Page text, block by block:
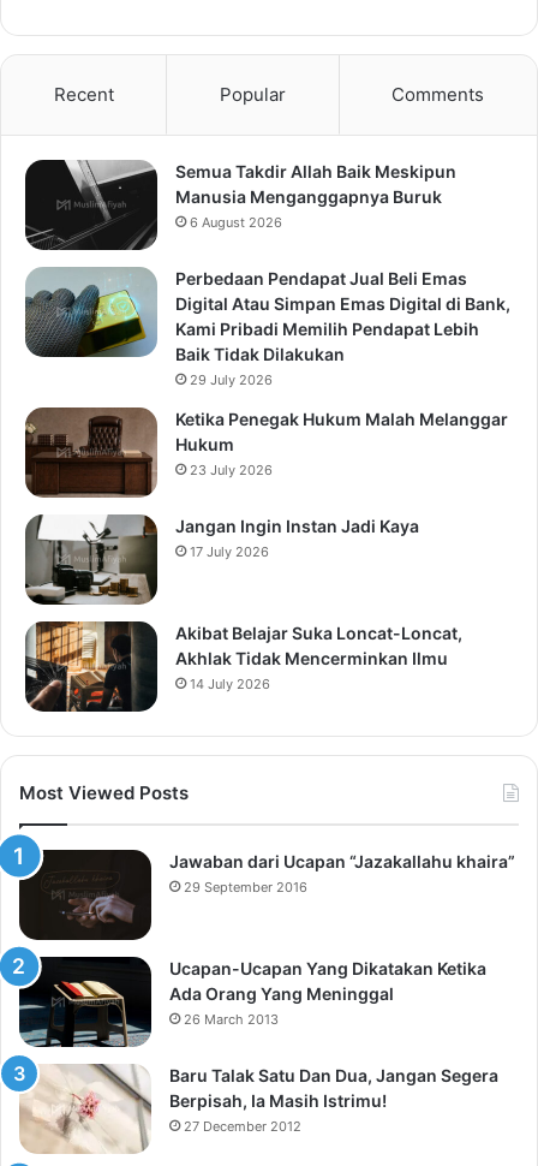
Recent Popular Comments
Semua Takdir Allah Baik Meskipun
Manusia Menganggapnya Buruk
6 August 2026
Perbedaan Pendapat Jual Beli Emas
Digital Atau Simpan Emas Digital di Bank,
Kami Pribadi Memilih Pendapat Lebih
Baik Tidak Dilakukan
29 July 2026
Ketika Penegak Hukum Malah Melanggar
Hukum
23 July 2026
Jangan Ingin Instan Jadi Kaya
17 July 2026
Akibat Belajar Suka Loncat-Loncat,
Akhlak Tidak Mencerminkan Ilmu
14 July 2026
Most Viewed Posts
Jawaban dari Ucapan “Jazakallahu khaira”
29 September 2016
Ucapan-Ucapan Yang Dikatakan Ketika
Ada Orang Yang Meninggal
26 March 2013
Baru Talak Satu Dan Dua, Jangan Segera
Berpisah, Ia Masih Istrimu!
27 December 2012